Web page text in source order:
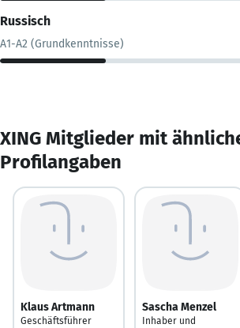
Russisch
A1-A2 (Grundkenntnisse)
XING Mitglieder mit
Profilangaben
Klaus Artmann
Geschäftsführer
Sascha Menzel
Inhaber und